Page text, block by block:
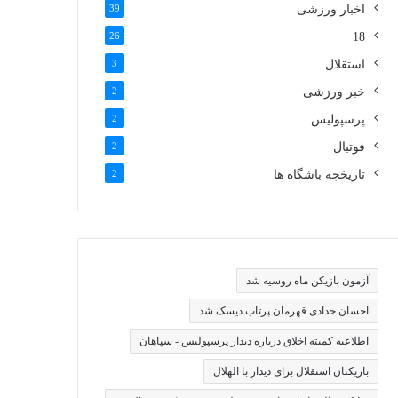
اخبار ورزشی 39
18
26
استقلال 3
خبر ورزشی 2
پرسپولیس 2
فوتبال 2
تاریخچه باشگاه ها 2
آزمون بازیکن ماه روسیه شد
احسان حدادی قهرمان پرتاب دیسک شد
اطلاعیه کمیته اخلاق درباره دیدار پرسپولیس - سپاهان
بازیکنان استقلال برای دیدار با الهلال